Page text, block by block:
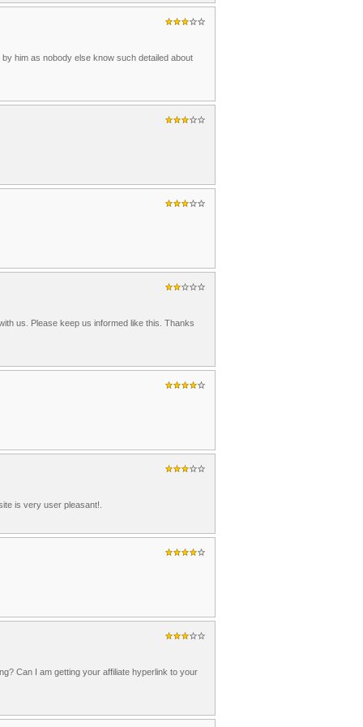
him as nobody else know such detailed about
us. Please keep us informed like this. Thanks
is very user pleasant!.
Can I am getting your affiliate hyperlink to your